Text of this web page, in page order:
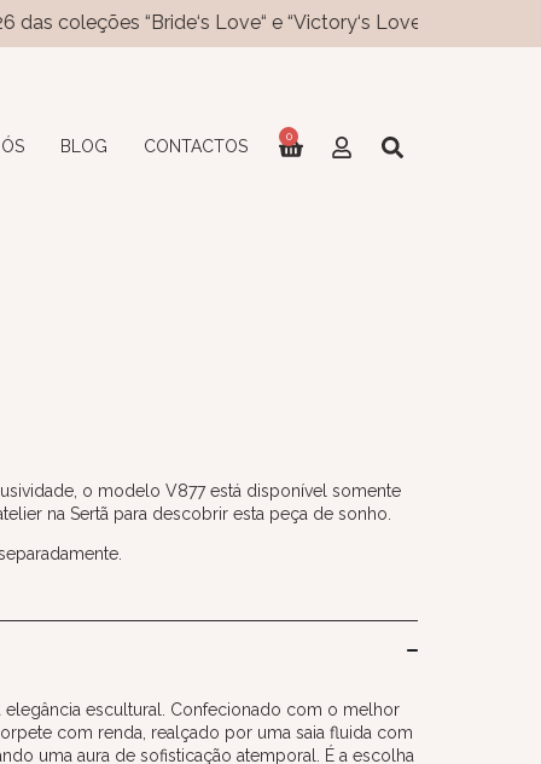
“Bride‘s Love“ e “Victory‘s Love“ já disponíveis no
BLOG CONTACTOS
0
o modelo V877 está disponível somente
na Sertã para descobrir esta peça de sonho.
escultural. Confecionado com o melhor
com renda, realçado por uma saia fluida com
uma aura de sofisticação atemporal. É a escolha